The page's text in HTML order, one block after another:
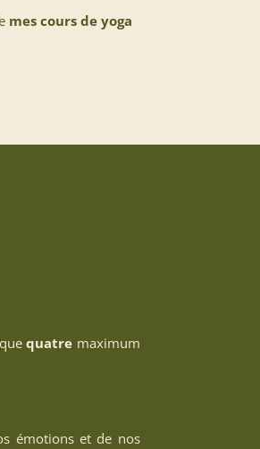
mes cours de yoga
quequatre maximum
émotions et de nos